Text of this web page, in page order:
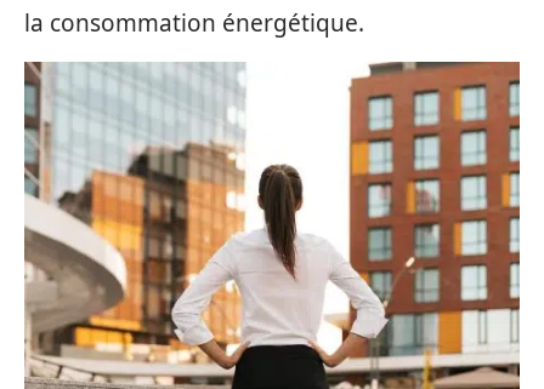
la consommation énergétique.